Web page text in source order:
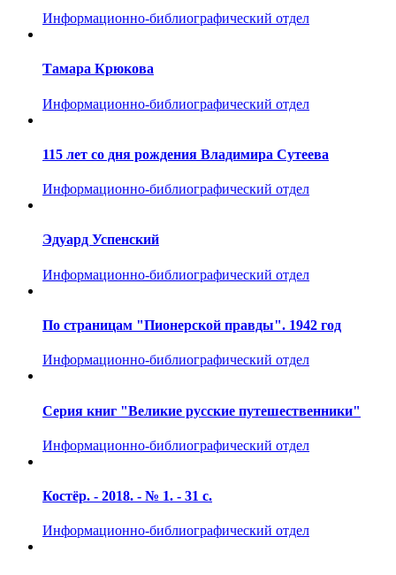
Информационно-библиографический отдел
Тамара Крюкова
Информационно-библиографический отдел
115 лет со дня рождения Владимира Сутеева
Информационно-библиографический отдел
Эдуард Успенский
Информационно-библиографический отдел
По страницам "Пионерской правды". 1942 год
Информационно-библиографический отдел
Серия книг "Великие русские путешественники"
Информационно-библиографический отдел
Костёр. - 2018. - № 1. - 31 с.
Информационно-библиографический отдел